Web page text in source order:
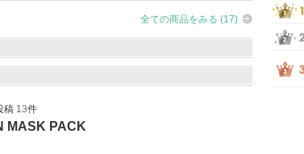
全ての商品をみる (17)
稿 13件
MASK PACK